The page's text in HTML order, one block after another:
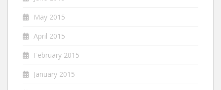
May 2015
April 2015
February 2015
January 2015